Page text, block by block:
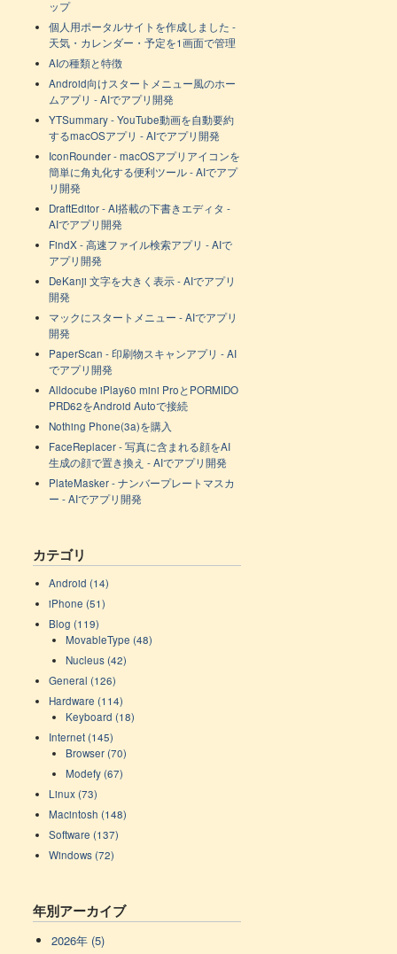
ップ
個人用ポータルサイトを作成しました -
天気・カレンダー・予定を1画面で管理
AIの種類と特徴
Android向けスタートメニュー風のホー
ムアプリ - AIでアプリ開発
YTSummary - YouTube動画を自動要約
するmacOSアプリ - AIでアプリ開発
IconRounder - macOSアプリアイコンを
簡単に角丸化する便利ツール - AIでアプ
リ開発
DraftEditor - AI搭載の下書きエディタ -
AIでアプリ開発
FindX - 高速ファイル検索アプリ - AIで
アプリ開発
DeKanji 文字を大きく表示 - AIでアプリ
開発
マックにスタートメニュー - AIでアプリ
開発
PaperScan - 印刷物スキャンアプリ - AI
でアプリ開発
Alldocube iPlay60 mini ProとPORMIDO
PRD62をAndroid Autoで接続
Nothing Phone(3a)を購入
FaceReplacer - 写真に含まれる顔をAI
生成の顔で置き換え - AIでアプリ開発
PlateMasker - ナンバープレートマスカ
ー - AIでアプリ開発
カテゴリ
Android (14)
iPhone (51)
Blog (119)
MovableType (48)
Nucleus (42)
General (126)
Hardware (114)
Keyboard (18)
Internet (145)
Browser (70)
Modefy (67)
Linux (73)
Macintosh (148)
Software (137)
Windows (72)
年別アーカイブ
2026年 (5)